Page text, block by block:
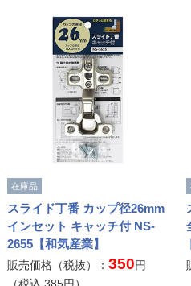
在庫品
スライド丁番 カップ径26mm
インセット キャッチ付 NS-
2655【和気産業】
販売価格（税抜）： 350円